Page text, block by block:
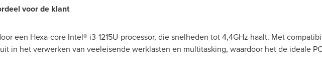
voor de klant
een Hexa-core Intel® i3-1215U-processor, die snelheden tot 4,4GHz haalt. Met
in het verwerken van veeleisende werklasten en multitasking, waardoor het de ideale